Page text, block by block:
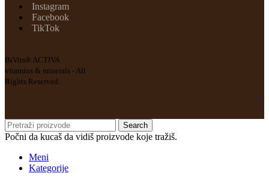
Instagram
Facebook
TikTok
BiVits® ACTIVA
vitamins & minerals - All
Rights Reserved.
Search
Počni da kucaš da vidiš proizvode koje tražiš.
Meni
Kategorije